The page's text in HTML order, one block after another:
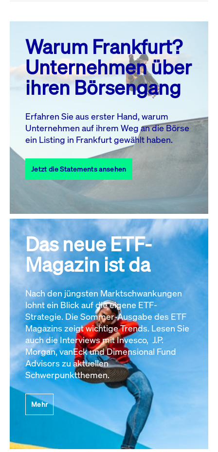
August 26
MO. DI. MI. DO. FR. SA. SO.
1
2
3
4 5 6 7 8
10 11 13 14
17
18 19 20 21 22
23
27 28
31
Alle Events
Warum Frankfurt?
Unternehmen über
ihren Börsengang
Erfahren Sie aus erster Hand, warum
Unternehmen auf ihrem Weg an die Börse
ein Listing in Frankfurt gewählt haben.
Jetzt die Statements ansehen
Das neue ETF-
Magazin ist da
Nach den jüngsten Marktschwankungen
lohnt ein Blick auf die eigene ETF-
Strategie. Die Sommer-Ausgabe des ETF
Magazins zeigt wichtige Trends. Lesen Sie
auch die Interviews mit Invesco, J.P.
Morgan, vanEck und Dimensional Fund
Advisors zu aktuellen
Schwerpunktthemen.
Mehr